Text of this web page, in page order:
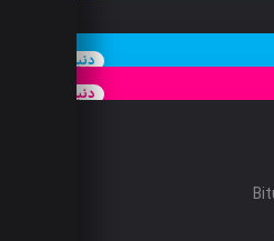
دنبال کنید
دنبال کنید